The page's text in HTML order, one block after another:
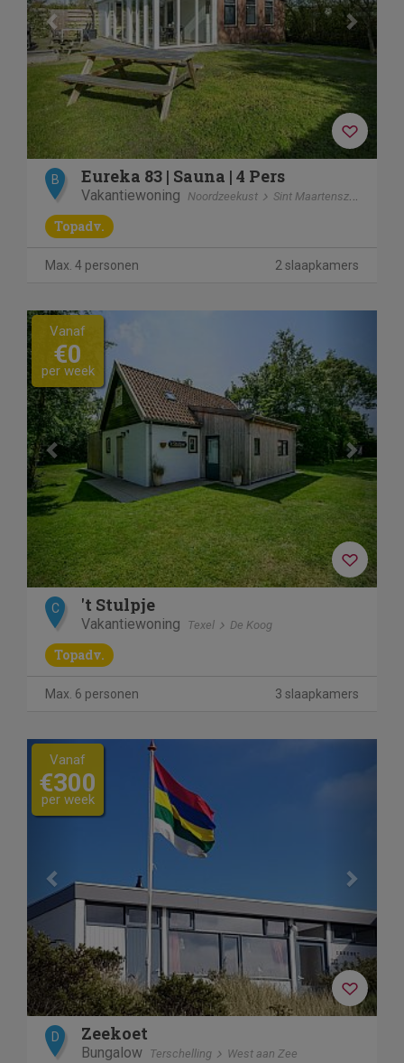
B Eureka 83 | Sauna | 4 Pers
Vakantiewoning Noordzeekust Sint Maartenszee
Topadv.
Max. 4 personen 2 slaapkamers
Previous
Vanaf
€0
per week
C 't Stulpje
Vakantiewoning Texel De Koog
Topadv.
Max. 6 personen 3 slaapkamers
Previous
Vanaf
€300
per week
D Zeekoet
Bungalow Terschelling West aan Zee